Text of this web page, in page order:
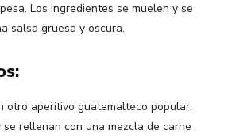
Los ingredientes se muelen y se
salsa gruesa y oscura.
otro aperitivo guatemalteco popular.
rellenan con una mezcla de carne